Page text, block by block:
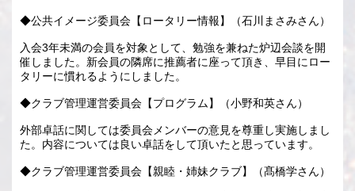
◆公共イメージ委員会【ロータリー情報】（石川まさみさん）
入会3年未満の会員を対象として、勉強を兼ねた炉辺会談を開
催しました。新会員の隣席に推薦者に座って頂き、早目にロー
タリーに慣れるようにしました。
◆クラブ管理運営委員会【プログラム】（小野和英さん）
外部卓話に関しては委員会メンバーの意見を尊重し実施しまし
た。内容については良い卓話をして頂いたと思っています。
◆クラブ管理運営委員会【親睦・姉妹クラブ】（髙橋学さん）